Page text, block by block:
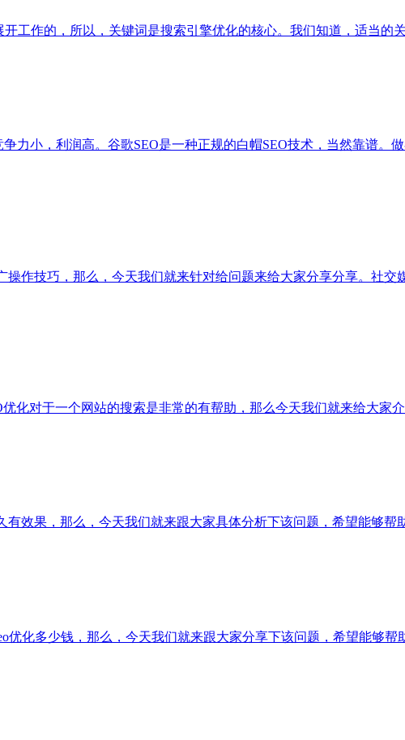
工作的，所以，关键词是搜索引擎优化的核心。我们知道，适当的
力小，利润高。谷歌SEO是一种正规的白帽SEO技术，当然靠谱。
操作技巧，那么，今天我们就来针对给问题来给大家分享分享。社
化对于一个网站的搜索是非常的有帮助，那么今天我们就来给大家
效果，那么，今天我们就来跟大家具体分析下该问题，希望能够帮
化多少钱，那么，今天我们就来跟大家分享下该问题，希望能够帮